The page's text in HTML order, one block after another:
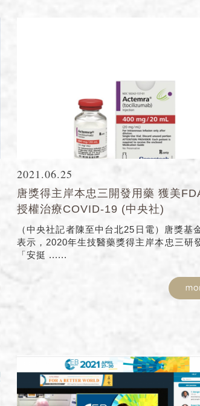
2021.06.25
唐獎得主岸本忠三開發用藥 獲美
授權治療COVID-19 (中央社)
（中央社記者陳至中台北25日電）唐獎基
表示，2020年生技醫藥獎得主岸本忠三研
「安挺 ......